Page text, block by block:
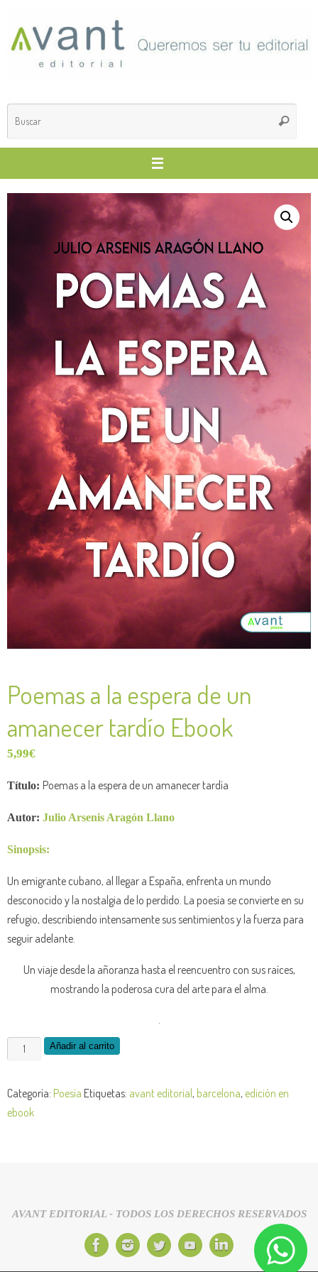
Poemas a la espera de un
amanecer tardío Ebook
5,99€
Título: Poemas a la espera de un amanecer tardía
Autor: Julio Arsenis Aragón Llano
Sinopsis:
Un emigrante cubano, al llegar a España, enfrenta un mundo
desconocido y la nostalgia de lo perdido. La poesía se convierte en su
refugio, describiendo intensamente sus sentimientos y la fuerza para
seguir adelante.
Un viaje desde la añoranza hasta el reencuentro con sus raíces,
mostrando la poderosa cura del arte para el alma.
Añadir al carrito
Categoría: Poesía Etiquetas: avant editorial, barcelona, edición en
ebook
AVANT EDITORIAL - TODOS LOS DERECHOS RESERVADOS